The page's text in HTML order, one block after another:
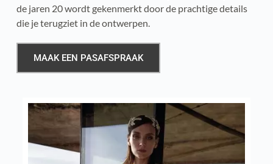
de jaren 20 wordt gekenmerkt door de prachtige details
die je terugziet in de ontwerpen.
MAAK EEN PASAFSPRAAK